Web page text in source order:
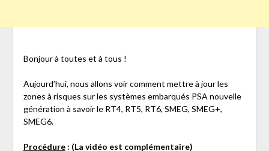
Bonjour à toutes et à tous !
Aujourd’hui, nous allons voir comment mettre à jour les
zones à risques sur les systèmes embarqués PSA nouvelle
génération à savoir le RT4, RT5, RT6, SMEG, SMEG+,
SMEG6.
Procédure: (La vidéo est complémentaire)